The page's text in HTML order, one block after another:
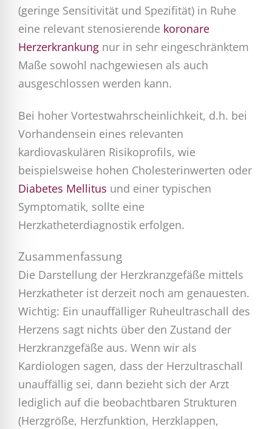
(geringe Sensitivität und Spezifität) in Ruhe
eine relevant stenosierende koronare
Herzerkrankung nur in sehr eingeschränktem
Maße sowohl nachgewiesen als auch
ausgeschlossen werden kann.
Bei hoher Vortestwahrscheinlichkeit, d.h. bei
Vorhandensein eines relevanten
kardiovaskulären Risikoprofils, wie
beispielsweise hohen Cholesterinwerten oder
Diabetes Mellitus und einer typischen
Symptomatik, sollte eine
Herzkatheterdiagnostik erfolgen.
Zusammenfassung
Die Darstellung der Herzkranzgefäße mittels
Herzkatheter ist derzeit noch am genauesten.
Wichtig: Ein unauffälliger Ruheultraschall des
Herzens sagt nichts über den Zustand der
Herzkranzgefäße aus. Wenn wir als
Kardiologen sagen, dass der Herzultraschall
unauffällig sei, dann bezieht sich der Arzt
lediglich auf die beobachtbaren Strukturen
(Herzgröße, Herzfunktion, Herzklappen,